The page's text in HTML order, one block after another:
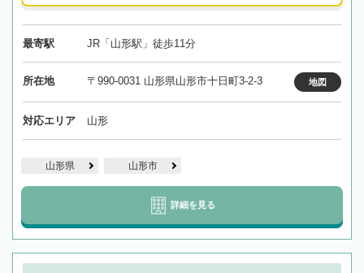
最寄駅 JR「山形駅」徒歩11分
所在地 〒990-0031 山形県山形市十日町3-2-3 地図
対応エリア 山形
山形県 山形市
詳細を見る